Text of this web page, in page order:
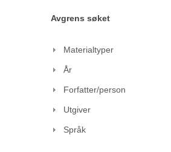
Avgrens søket
Materialtyper
År
Forfatter/person
Utgiver
Språk